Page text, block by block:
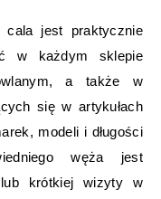
cala jest praktycznie
w każdym sklepie
a także w
się w artykułach
modeli i długości
węża jest
krótkiej wizyty w